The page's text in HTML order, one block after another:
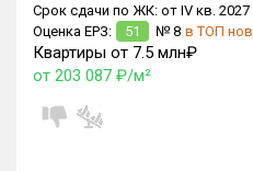
с
Рейтинг ЕРЗ
Срок сдачи по ЖК: от IV кв. 2027
Оценка ЕРЗ:
51 № 8 в ТОП
Квартиры от 7.5 млн₽
от 203 087 ₽/м²